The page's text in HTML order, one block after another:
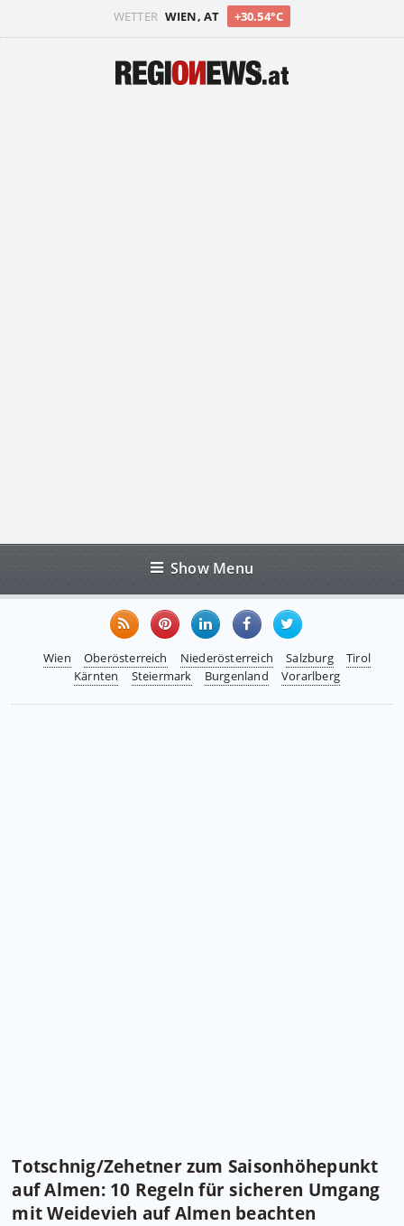
WETTER WIEN, AT +30.54°C
Show Menu
Wien Oberösterreich Niederösterreich Salzburg
Tirol
Kärnten
Steiermark Burgenland Vorarlberg
Totschnig/Zehetner zum Saisonhöhepunkt
auf Almen: 10 Regeln für sicheren Umgang
mit Weidevieh auf Almen beachten